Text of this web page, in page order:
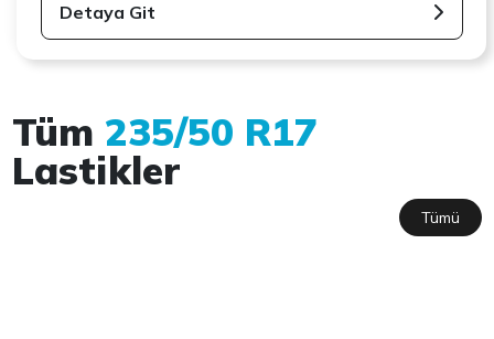
Detaya Git
Tüm 235/50 R17
Lastikler
Tümü